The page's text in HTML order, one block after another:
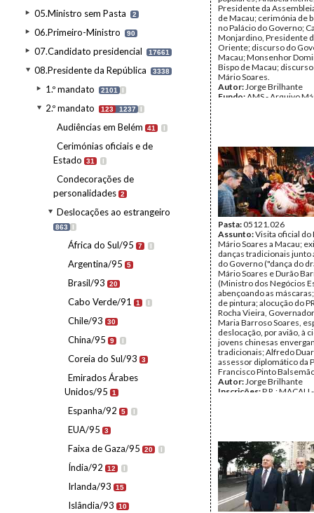
05.Ministro sem Pasta 2
06.Primeiro-Ministro 90
07.Candidato presidencial 17661
08.Presidente da República 3338
1.º mandato 2101 I
2.º mandato 123 1237 I
Audiências em Belém 41 I
Cerimónias oficiais e de
Estado
31 I
Condecorações de
personalidades 2
Deslocações ao estrangeiro
863 I
África do Sul/95 7 I
Argentina/95 5
Brasil/93 20
Cabo Verde/91 1 I
Chile/93 30
China/95 9 I
Coreia do Sul/93 3
Emirados Árabes
Unidos/95
1
Espanha/92 5 I
EUA/95 3
Faixa de Gaza/95 20 I
Índia/92 12 I
Irlanda/93 15
Islândia/93 10
Presidente da
de Macau; cerimónia de
no Palácio do Governo;
Monjardino, Presidente
Oriente; discurso do
Macau; Monsenhor
Bispo de Macau; discurso
Mário Soares.
Autor:Jorge Brilhante
Fundo: AMS - Arquivo
Pasta:05121.026
Assunto:Visita oficial
Mário Soares a Macau;
danças tradicionais junto
do Governo ("dança do
Mário Soares e Durão
(Ministro dos Negócios
abençoando as
de pintura; alocução do
Rocha Vieira,
Maria Barroso Soares,
deslocação, por avião, à
jovens chinesas
tradicionais; Alfredo
assessor diplomático da
Francisco Pinto
Autor:Jorge Brilhante
Inscrições:P.R.; MACAU
Tipo Documental:
Página(s):34